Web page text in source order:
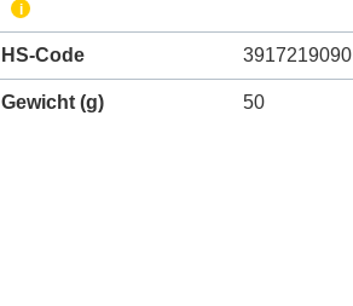
i
HS-Code 3917219090
Gewicht (g) 50